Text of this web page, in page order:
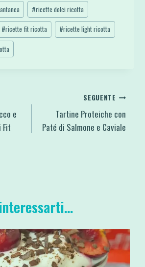
#ricette dolci ricotta
#ricette fit ricotta #ricette light ricotta
e
Fit
SEGUENTE
Tartine Proteiche con
Paté di Salmone e Caviale